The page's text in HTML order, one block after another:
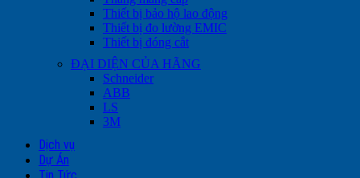
Thiết bị bảo hộ lao động
Thiết bị đo lường EMIC
Thiết bị đóng cắt
ĐẠI DIỆN CỦA HÃNG
Schneider
ABB
LS
3M
Dịch vụ
Dự Án